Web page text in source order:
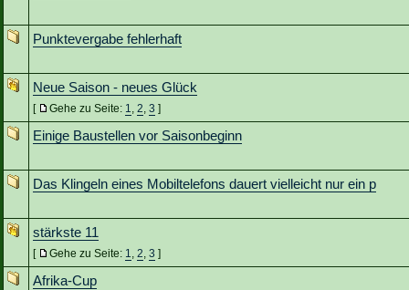
Punktevergabe fehlerhaft
Neue Saison - neues Glück
[ Gehe zu Seite: 1, 2, 3 ]
Einige Baustellen vor Saisonbeginn
Das Klingeln eines Mobiltelefons dauert vielleicht nur ein p
stärkste 11
[ Gehe zu Seite: 1, 2, 3 ]
Afrika-Cup